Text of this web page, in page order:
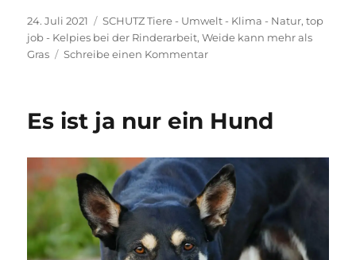
Veröffentlicht
am
24. Juli 2021 Kategorien
SCHUTZ Tiere - Umwelt - Klima - Natur,top
job - Kelpies bei der Rinderarbeit,Weide kann mehr als
Gras
Schreibe einen Kommentarzu
Es ist ja nur ein Hund